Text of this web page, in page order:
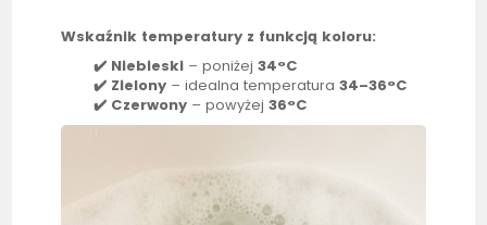
Wskaźnik temperatury z funkcją koloru:
✔️ Niebieski – poniżej 34°C
✔️ Zielony – idealna temperatura34–36°C
✔️ Czerwony – powyżej36°C